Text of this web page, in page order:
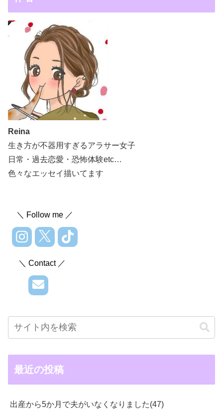
Reina
生き方が不器用すぎるアラサー女子
日常・過去恋愛・恐怖体験etc…
色々なエッセイ描いてます
＼ Follow me ／
＼ Contact ／
最近の投稿
出産から5か月で夫がいなくなりました(47)